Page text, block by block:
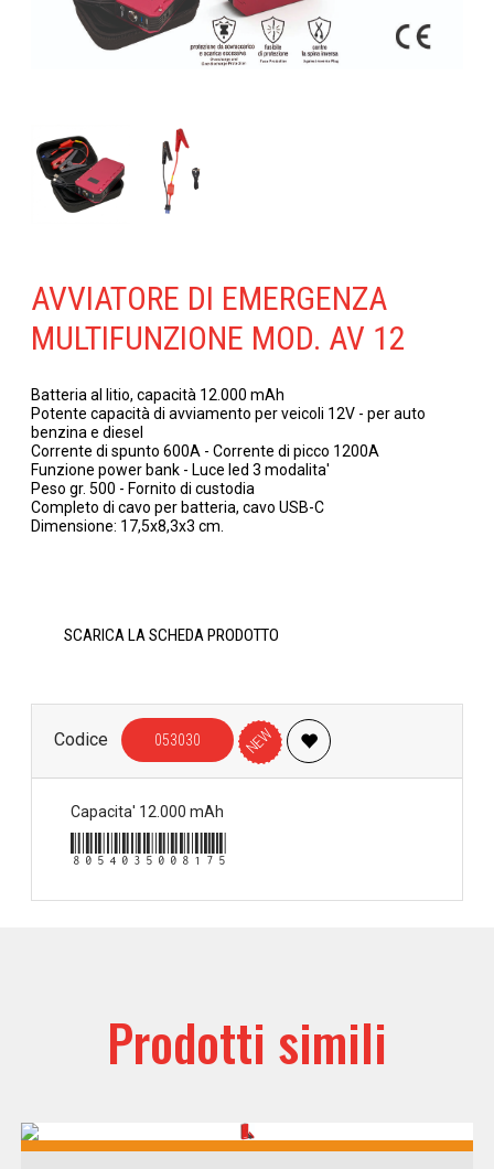
AVVIATORE DI EMERGENZA
MULTIFUNZIONE MOD. AV 12
Batteria al litio, capacità 12.000 mAh
Potente capacità di avviamento per veicoli 12V - per auto
benzina e diesel
Corrente di spunto 600A - Corrente di picco 1200A
Funzione power bank - Luce led 3 modalita'
Peso gr. 500 - Fornito di custodia
Completo di cavo per batteria, cavo USB-C
Dimensione: 17,5x8,3x3 cm.
SCARICA LA SCHEDA PRODOTTO
Codice 053030 NEW
Capacita' 12.000 mAh
8054035008175
Prodotti simili